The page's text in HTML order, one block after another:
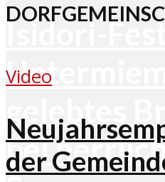
Isidori-
gelebtes
bei
Video
der